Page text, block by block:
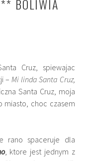
BOLIWIA
Cruz, spiewajac
– Mi linda Santa Cruz,
Santa Cruz, moja
miasto, choc czasem
rano spaceruje dla
, ktore jest jednym z